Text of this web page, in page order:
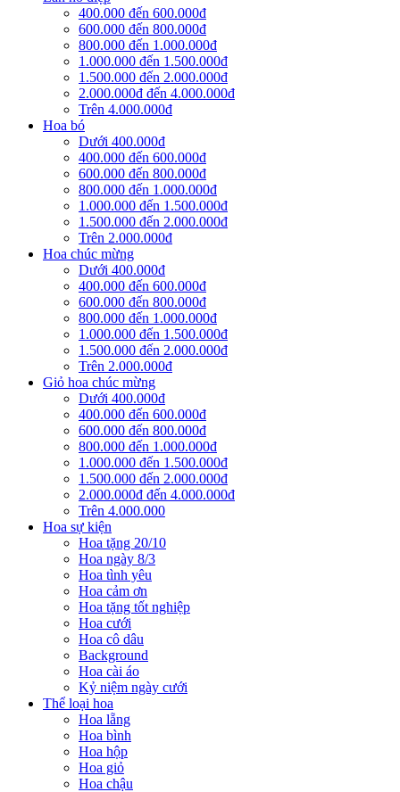
400.000 đến 600.000đ
600.000 đến 800.000đ
800.000 đến 1.000.000đ
1.000.000 đến 1.500.000đ
1.500.000 đến 2.000.000đ
2.000.000đ đến 4.000.000đ
Trên 4.000.000đ
Hoa bó
Dưới 400.000đ
400.000 đến 600.000đ
600.000 đến 800.000đ
800.000 đến 1.000.000đ
1.000.000 đến 1.500.000đ
1.500.000 đến 2.000.000đ
Trên 2.000.000đ
Hoa chúc mừng
Dưới 400.000đ
400.000 đến 600.000đ
600.000 đến 800.000đ
800.000 đến 1.000.000đ
1.000.000 đến 1.500.000đ
1.500.000 đến 2.000.000đ
Trên 2.000.000đ
Giỏ hoa chúc mừng
Dưới 400.000đ
400.000 đến 600.000đ
600.000 đến 800.000đ
800.000 đến 1.000.000đ
1.000.000 đến 1.500.000đ
1.500.000 đến 2.000.000đ
2.000.000đ đến 4.000.000đ
Trên 4.000.000
Hoa sự kiện
Hoa tặng 20/10
Hoa ngày 8/3
Hoa tình yêu
Hoa cảm ơn
Hoa tặng tốt nghiệp
Hoa cưới
Hoa cô dâu
Background
Hoa cài áo
Kỷ niệm ngày cưới
Thể loại hoa
Hoa lẵng
Hoa bình
Hoa hộp
Hoa giỏ
Hoa chậu